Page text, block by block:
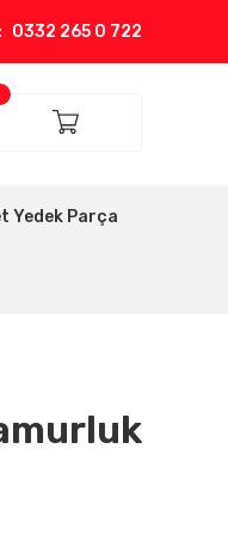
0332 265 0 722
Yedek Parça